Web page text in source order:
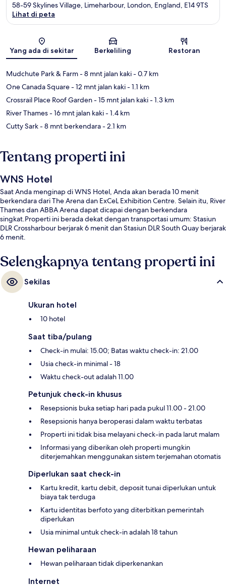
Peta
58-59 Skylines Village, Limeharbour, London, England, E14 9TS
Lihat di peta
Yang ada di sekitar Berkeliling Restoran
Mudchute Park & Farm- 8 mnt jalan kaki- 0.7 km
One Canada Square- 12 mnt jalan kaki- 1.1 km
Crossrail Place Roof Garden- 15 mnt jalan kaki- 1.3 km
River Thames- 16 mnt jalan kaki- 1.4 km
Cutty Sark- 8 mnt berkendara- 2.1 km
Tentang properti ini
WNS Hotel
Saat Anda menginap di WNS Hotel, Anda akan berada 10 menit
berkendara dari The Arena dan ExCeL Exhibition Centre. Selain itu, River
Thames dan ABBA Arena dapat dicapai dengan berkendara
singkat.Properti ini berada dekat dengan transportasi umum: Stasiun
DLR Crossharbour berjarak 6 menit dan Stasiun DLR South Quay berjarak
6 menit.
Selengkapnya tentang properti ini
Sekilas
Ukuran hotel
10 hotel
Saat tiba/pulang
Check-in mulai: 15.00; Batas waktu check-in: 21.00
Usia check-in minimal - 18
Waktu check-out adalah 11.00
Petunjuk check-in khusus
Resepsionis buka setiap hari pada pukul 11.00 - 21.00
Resepsionis hanya beroperasi dalam waktu terbatas
Properti ini tidak bisa melayani check-in pada larut malam
Informasi yang diberikan oleh properti mungkin
diterjemahkan menggunakan sistem terjemahan otomatis
Diperlukan saat check-in
Kartu kredit, kartu debit, deposit tunai diperlukan untuk
biaya tak terduga
Kartu identitas berfoto yang diterbitkan pemerintah
diperlukan
Usia minimal untuk check-in adalah 18 tahun
Hewan peliharaan
Hewan peliharaan tidak diperkenankan
Internet